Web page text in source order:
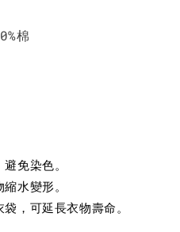
棉
免染色。
水變形。
，可延長衣物壽命。